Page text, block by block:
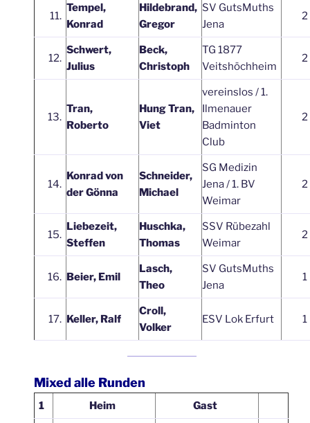
11.
Tempel,
Konrad
Hildebrand,
Gregor
SV GutsMuths
Jena
2
12.
Schwert,
Julius
Beck,
Christoph
TG 1877
Veitshöchheim
2
13.
Tran,
Roberto
Hung Tran,
Viet
vereinslos / 1.
Ilmenauer
Badminton
Club
2
14.
Konrad von
der Gönna
Schneider,
Michael
SG Medizin
Jena / 1. BV
Weimar
2
15.
Liebezeit,
Steffen
Huschka,
Thomas
SSV Rübezahl
Weimar
2
16. Beier, Emil
Lasch,
Theo
SV GutsMuths
Jena
1
17. Keller, Ralf
Croll,
Volker
ESV Lok Erfurt 1
Mixed alle Runden
1 Heim Gast